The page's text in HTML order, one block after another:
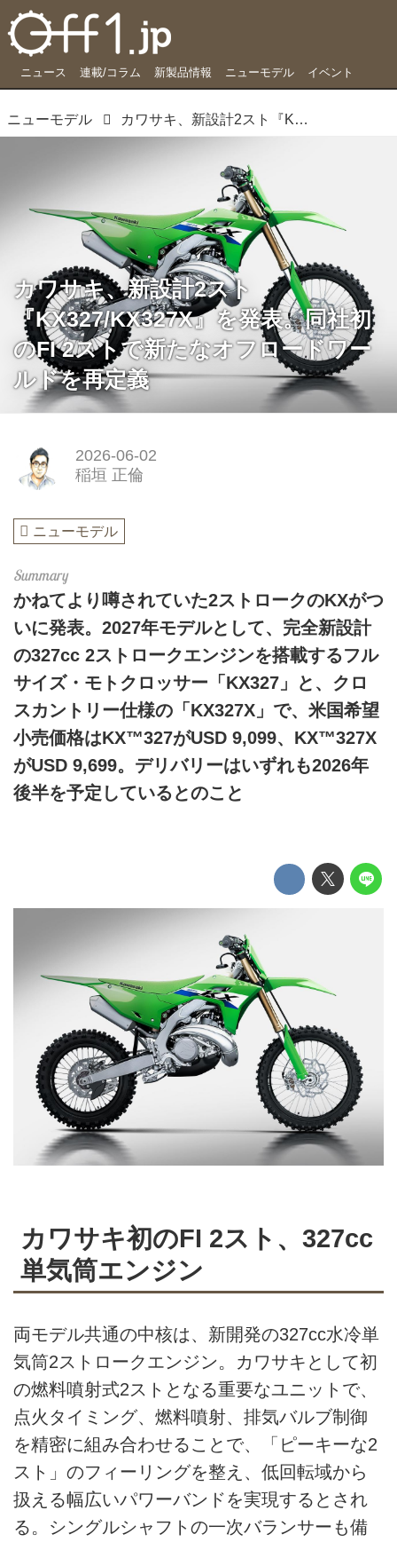
ニュース 連載/コラム 新製品情報 ニューモデル イベント
ニューモデル カワサキ、新設計2スト『KX327/KX327X』を発表。同社初のFI 2ストで新たなオフロードワールドを再定義
カワサキ、新設計2スト
『KX327/KX327X』を発表。同社初
のFI 2ストで新たなオフロードワー
ルドを再定義
2026-06-02
稲垣 正倫
ニューモデル
かねてより噂されていた2ストロークのKXがつ
いに発表。2027年モデルとして、完全新設計
の327cc 2ストロークエンジンを搭載するフル
サイズ・モトクロッサー「KX327」と、クロ
スカントリー仕様の「KX327X」で、米国希望
小売価格はKX™327がUSD 9,099、KX™327X
がUSD 9,699。デリバリーはいずれも2026年
後半を予定しているとのこと
カワサキ初のFI 2スト、327cc
単気筒エンジン
両モデル共通の中核は、新開発の327cc水冷単
気筒2ストロークエンジン。カワサキとして初
の燃料噴射式2ストとなる重要なユニットで、
点火タイミング、燃料噴射、排気バルブ制御
を精密に組み合わせることで、「ピーキーな2
スト」のフィーリングを整え、低回転域から
扱える幅広いパワーバンドを実現するとされ
る。シングルシャフトの一次バランサーも備